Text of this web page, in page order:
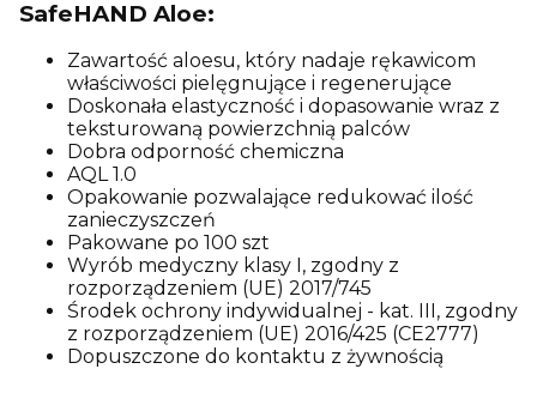
SafeHAND Aloe:
Zawartość aloesu, który nadaje rękawicom
właściwości pielęgnujące i regenerujące
Doskonała elastyczność i dopasowanie wraz z
teksturowaną powierzchnią palców
Dobra odporność chemiczna
AQL 1.0
Opakowanie pozwalające redukować ilość
zanieczyszczeń
Pakowane po 100 szt
Wyrób medyczny klasy I, zgodny z
rozporządzeniem (UE) 2017/745
Środek ochrony indywidualnej - kat. III, zgodny
z rozporządzeniem (UE) 2016/425 (CE2777)
Dopuszczone do kontaktu z żywnością